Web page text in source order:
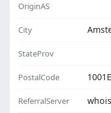
OriginAS
City
StateProv
PostalCode
ReferralServer